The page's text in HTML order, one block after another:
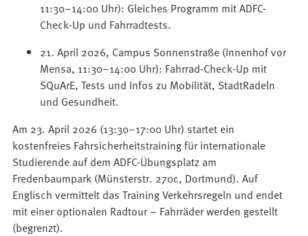
11:30–14:00 Uhr): Gleiches Programm mit ADFC-
Check-Up und Fahrradtests.
21. April 2026, Campus Sonnenstraße (Innenhof vor
Mensa, 11:30–14:00 Uhr): Fahrrad-Check-Up mit
SQuArE, Tests und Infos zu Mobilität, StadtRadeln
und Gesundheit.
Am 23. April 2026 (13:30–17:00 Uhr) startet ein
kostenfreies Fahrsicherheitstraining für internationale
Studierende auf dem ADFC-Übungsplatz am
Fredenbaumpark (Münsterstr. 270c, Dortmund). Auf
Englisch vermittelt das Training Verkehrsregeln und endet
mit einer optionalen Radtour – Fahrräder werden gestellt
(begrenzt).